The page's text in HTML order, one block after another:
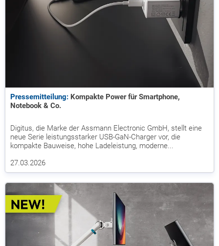
Pressemitteilung: Kompakte Power für Smartphone,
Notebook & Co.
Digitus, die Marke der Assmann Electronic GmbH, stellt eine
neue Serie leistungsstarker USB-GaN-Charger vor, die
kompakte Bauweise, hohe Ladeleistung, moderne...
27.03.2026